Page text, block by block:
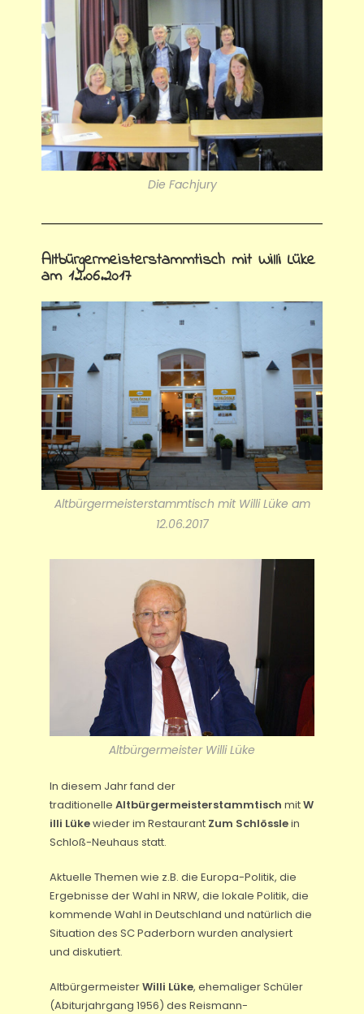
Die Fachjury
Altbürgermeisterstammtisch mit Willi Lüke
am 12.06.2017
Altbürgermeisterstammtisch mit Willi Lüke am
12.06.2017
Altbürgermeister Willi Lüke
In diesem Jahr fand der
traditionelleAltbürgermeisterstammtisch mitW
illi Lükewieder im Restaurant Zum Schlösslein
Schloß-Neuhaus statt.
Aktuelle Themen wie z.B. die Europa-Politik, die
Ergebnisse der Wahl in NRW, die lokale Politik, die
kommende Wahl in Deutschland und natürlich die
Situation des SC Paderborn wurden analysiert
und diskutiert.
AltbürgermeisterWilli Lüke, ehemaliger Schüler
(Abiturjahrgang 1956) des Reismann-